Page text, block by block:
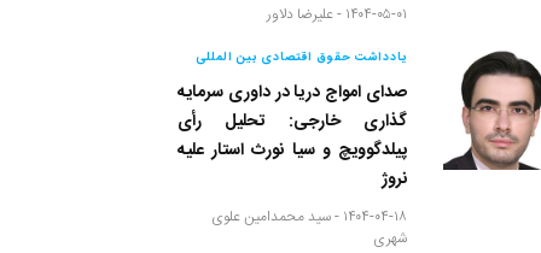
۱۴۰۴-۰۵-۰۱ - علیرضا دلاور
یادداشت حقوق اقتصادی بین المللی
صدای امواج دریا در داوری سرمایه
گذاری خارجی: تحلیل رأی
پیلدگوویچ و سیا نورث استار علیه
نروژ
۱۴۰۴-۰۴-۱۸ - سید محمدامین علوی
شهری